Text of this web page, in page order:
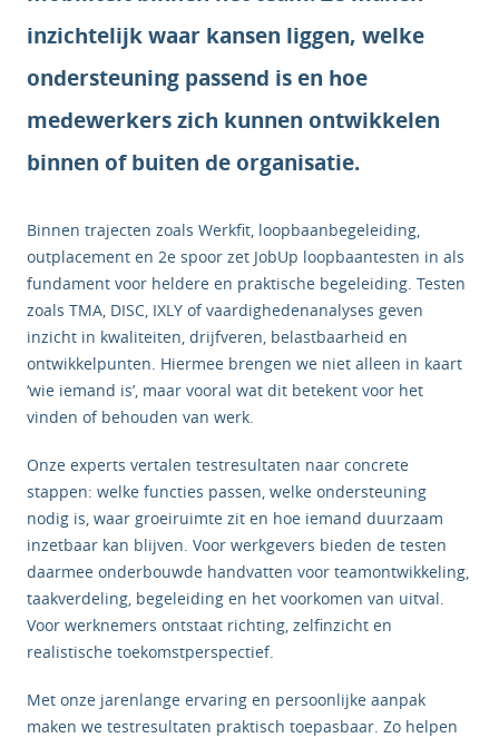
inzichtelijk waar kansen liggen, welke
ondersteuning passend is en hoe
medewerkers zich kunnen ontwikkelen
binnen of buiten de organisatie.
Binnen trajecten zoals Werkfit, loopbaanbegeleiding,
outplacement en 2e spoor zet JobUp loopbaantesten in als
fundament voor heldere en praktische begeleiding. Testen
zoals TMA, DISC, IXLY of vaardighedenanalyses geven
inzicht in kwaliteiten, drijfveren, belastbaarheid en
ontwikkelpunten. Hiermee brengen we niet alleen in kaart
‘wie iemand is’, maar vooral wat dit betekent voor het
vinden of behouden van werk.
Onze experts vertalen testresultaten naar concrete
stappen: welke functies passen, welke ondersteuning
nodig is, waar groeiruimte zit en hoe iemand duurzaam
inzetbaar kan blijven. Voor werkgevers bieden de testen
daarmee onderbouwde handvatten voor teamontwikkeling,
taakverdeling, begeleiding en het voorkomen van uitval.
Voor werknemers ontstaat richting, zelfinzicht en
realistische toekomstperspectief.
Met onze jarenlange ervaring en persoonlijke aanpak
maken we testresultaten praktisch toepasbaar. Zo helpen